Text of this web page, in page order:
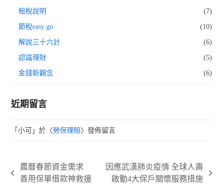
租稅說明 (7)
節稅easy go (10)
解說三十六計 (6)
認識理財 (5)
金錢新觀念 (6)
近期留言
「小可 」於〈勞保理賠〉發佈留言
previous
農曆春節資金需求
善用保單借款神救援
next
因應武漢肺炎疫情 全球人壽
啟動4大保戶關懷服務措施